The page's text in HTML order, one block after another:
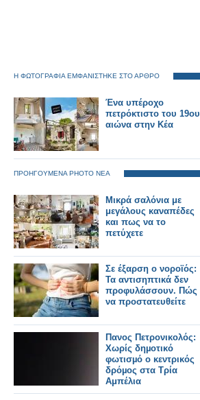
Η ΦΩΤΟΓΡΑΦΙΑ ΕΜΦΑΝΙΣΤΗΚΕ ΣΤΟ ΑΡΘΡΟ
Ένα υπέροχο
πετρόκτιστο του 19ου
αιώνα στην Κέα
ΠΡΟΗΓΟΥΜΕΝΑ PHOTO ΝΕΑ
Μικρά σαλόνια με
μεγάλους καναπέδες
και πως να το
πετύχετε
Σε έξαρση ο νοροϊός:
Τα αντισηπτικά δεν
προφυλάσσουν. Πώς
να προστατευθείτε
Πανος Πετρονικολός:
Χωρίς δηµοτικό
φωτισµό ο κεντρικός
δρόµος στα Τρία
Αμπέλια